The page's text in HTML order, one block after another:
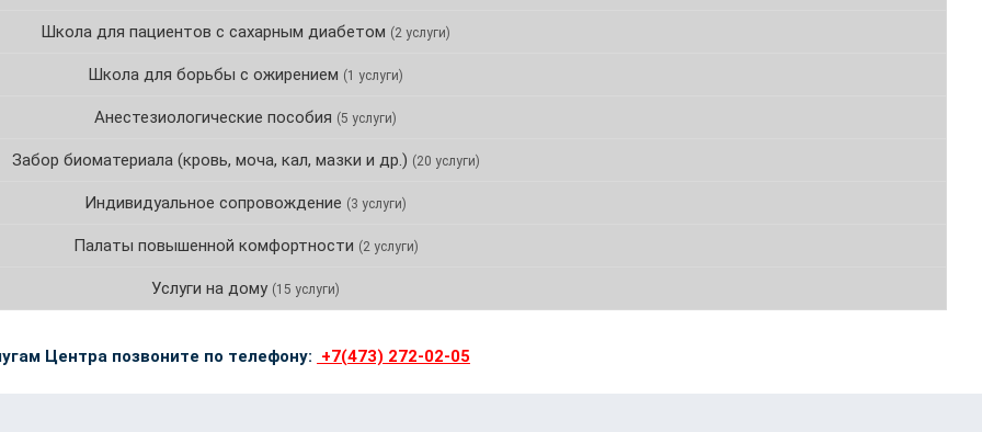
Школа для пациентов с сахарным диабетом (2 услуги)
Школа для борьбы с ожирением (1 услуги)
Анестезиологические пособия (5 услуги)
Забор биоматериала (кровь, моча, кал, мазки и др.) (20 услуги)
Индивидуальное сопровождение (3 услуги)
Палаты повышенной комфортности (2 услуги)
Услуги на дому (15 услуги)
Центра позвоните по телефону: +7(473) 272-02-05